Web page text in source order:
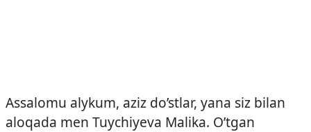
Assalomu alykum, aziz do’stlar, yana siz bilan
aloqada men Tuychiyeva Malika. O’tgan